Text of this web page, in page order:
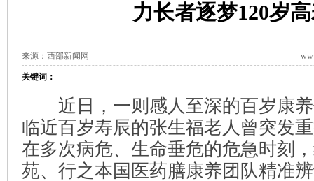
力长者逐梦120岁
来源：西部新闻网
关键词：
近日，一则感人至深的百岁康养
临近百岁寿辰的张生福老人曾突发
在多次病危、生命垂危的危急时刻
苑、行之本国医药膳康养团队精准